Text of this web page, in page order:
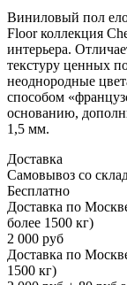
Виниловый пол
Floor коллекция
интерьера.
текстуру ценных
неоднородные
способом
основанию,
1,5 мм.
Доставка
Самовывоз со
Бесплатно
Доставка по
более 1500 кг)
2 000 руб
Доставка по
1500 кг)